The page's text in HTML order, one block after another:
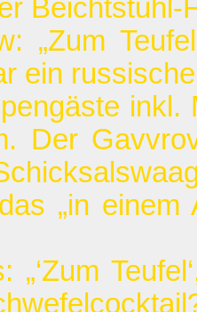
Beichtstuhl-
„Zum
ein
inkl.
Der
„in einem
„‘Zum